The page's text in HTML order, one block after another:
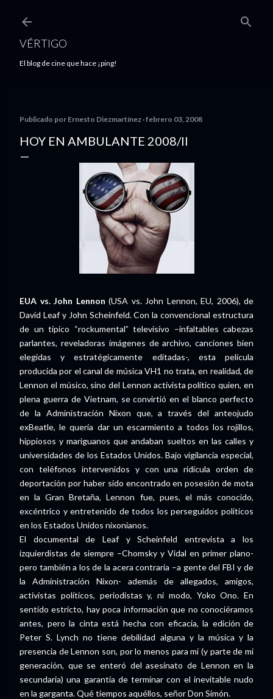
VÉRTIGO
El blog de cine que hace ¡ping!
Publicado por Ernesto Diezmartínez febrero 03, 2008
HOY EN AMBULANTE 2008/II
EUA vs. John Lennon (USA vs. John Lennon, EU, 2006), de
David Leaf y John Scheinfeld. Con la convencional estructura
de un típico “rockumental” televisivo –infaltables cabezas
parlantes, reveladoras imágenes de archivo, canciones bien
elegidas y estratégicamente editadas-, esta película
producida por el canal de música VH1 no trata, en realidad, de
Lennon el músico, sino del Lennon activista político quien, en
plena guerra de Vietnam, se convirtió en el blanco perfecto
de la Administración Nixon que, a través del anteojudo
exBeatle, le quería dar un escarmiento a todos los rojillos,
hippiosos y mariguanos que andaban sueltos en las calles y
universidades de los Estados Unidos. Bajo vigilancia especial,
con teléfonos intervenidos y con una ridícula orden de
deportación por haber sido encontrado en posesión de mota
en la Gran Bretaña, Lennon fue, pues, el más conocido,
excéntrico y entretenido de todos los perseguidos políticos
en los Estados Unidos nixonianos.
El documental de Leaf y Scheinfeld entrevista a los
izquierdistas de siempre –Chomsky y Vidal en primer plano-
pero también a los de la acera contraria –a gente del FBI y de
la Administración Nixon- además de allegados, amigos,
activistas políticos, periodistas y, ni modo, Yoko Ono. En
sentido estricto, hay poca información que no conociéramos
antes, pero la cinta está hecha con eficacia, la edición de
Peter S. Lynch no tiene debilidad alguna y la música y la
presencia de Lennon son, por lo menos para mí (y parte de mi
generación, que se enteró del asesinato de Lennon en la
secundaria) una garantía de terminar con el inevitable nudo
en la garganta. Qué tiempos aquéllos, señor Don Simón.